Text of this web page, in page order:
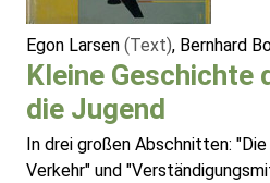
Egon Larsen (Text), Bernhard
Kleine Geschichte
die Jugend
In drei großen Abschnitten:
Verkehr" und